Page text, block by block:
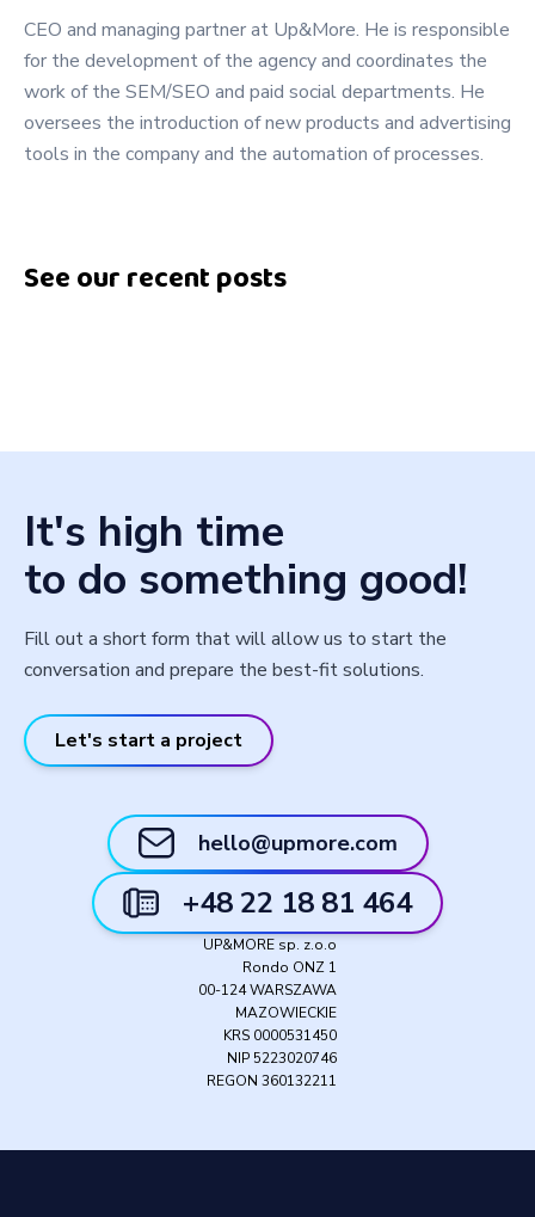
CEO and managing partner at Up&More. He is responsible
for the development of the agency and coordinates the
work of the SEM/SEO and paid social departments. He
oversees the introduction of new products and advertising
tools in the company and the automation of processes.
See our recent posts
It's high time
to do something good!
Fill out a short form that will allow us to start the
conversation and prepare the best-fit solutions.
Let's start a project
hello@upmore.com
+48 22 18 81 464
UP&MORE sp. z.o.o
Rondo ONZ 1
00-124 WARSZAWA
MAZOWIECKIE
KRS 0000531450
NIP 5223020746
REGON 360132211